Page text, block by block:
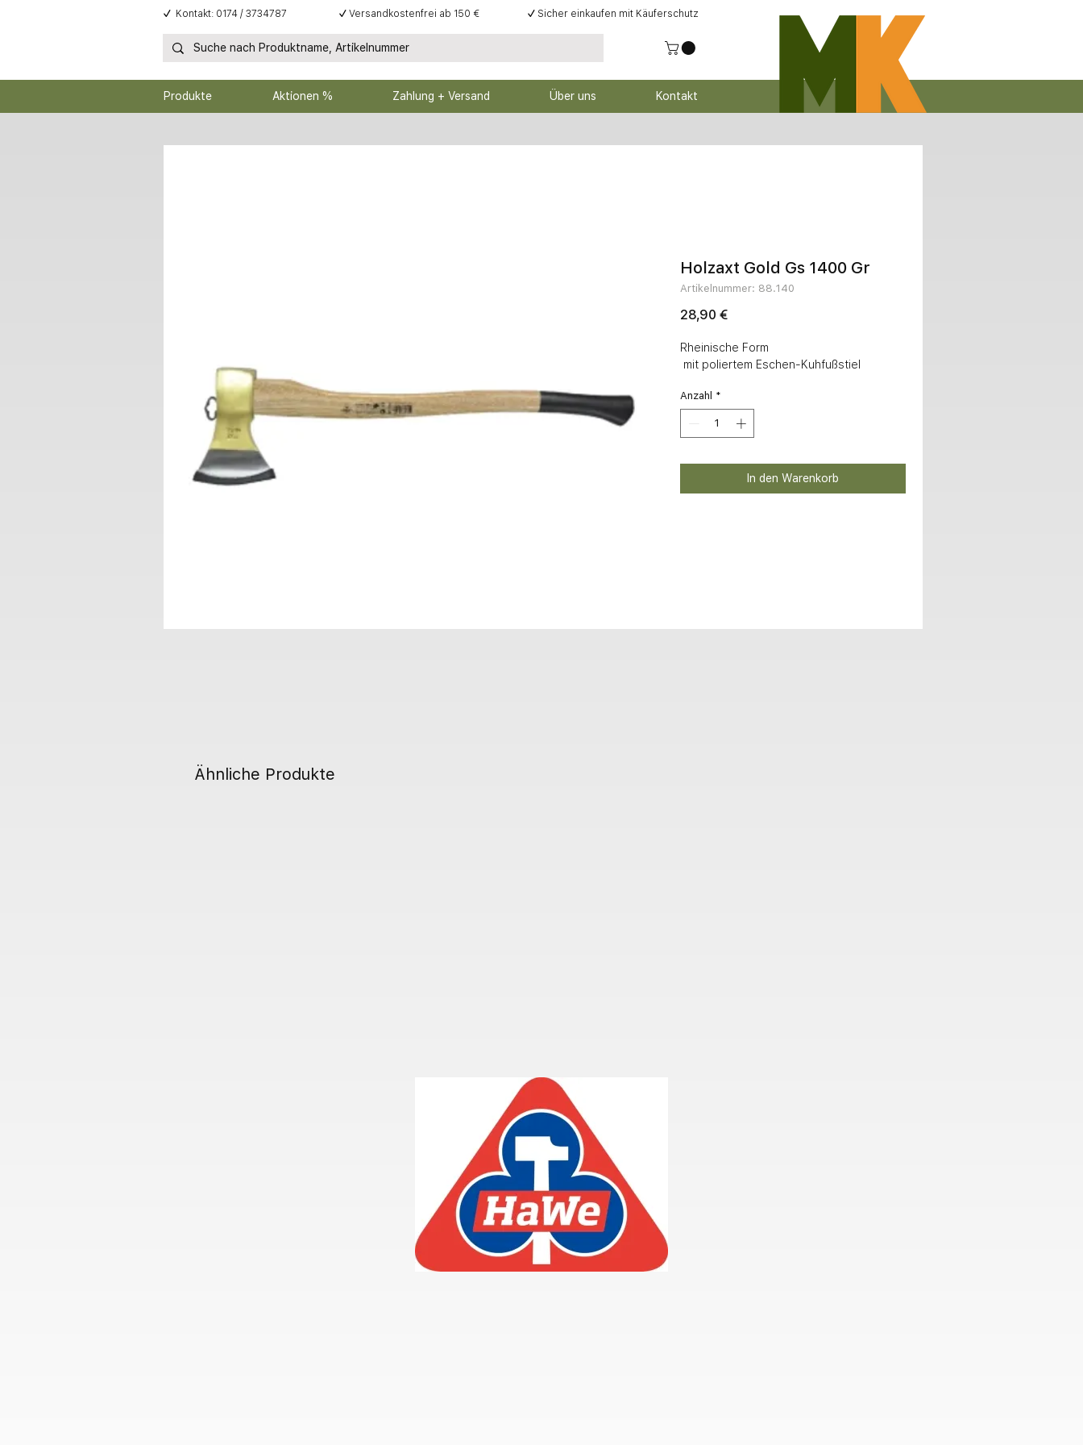
Produkte Aktionen % Zahlung + Versand Über uns Kontakt
✓ Kontakt: 0174 / 3734787 ✓ Versandkostenfrei ab 150 € ✓ Sicher einkaufen mit Käuferschutz
Ähnliche Produkte
Holzaxt Gold Gs 1400 Gr
Artikelnummer: 88.140
28,90 €Preis
Rheinische Form
mit poliertem Eschen-Kuhfußstiel
Anzahl *
In den Warenkorb